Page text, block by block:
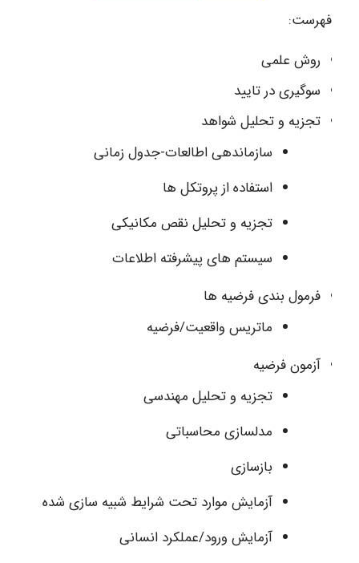
فهرست:
روش علمی
سوگیری در تایید
تجزیه و تحلیل شواهد
سازماندهی اطالعات-جدول زمانی
استفاده از پروتکل ها
تجزیه و تحلیل نقص مکانیکی
سیستم های پیشرفته اطلاعات
فرمول بندی فرضیه ها
ماتریس واقعیت/فرضیه
آزمون فرضیه
تجزیه و تحلیل مهندسی
مدلسازی محاسباتی
بازسازی
آزمایش موارد تحت شرایط شبیه سازی شده
آزمایش ورود/عملکرد انسانی